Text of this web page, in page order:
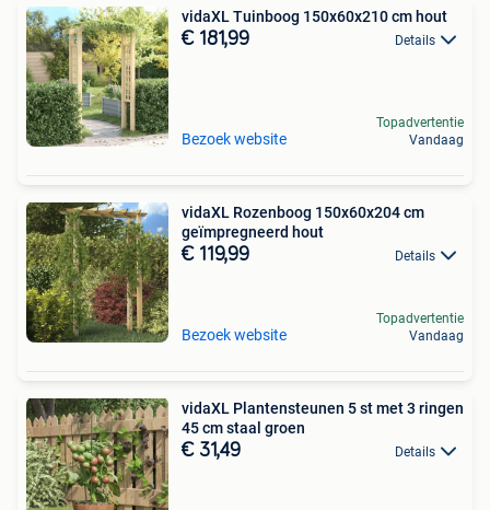
vidaXL Tuinboog 150x60x210 cm hout
€ 181,99 Details
Bezoek website
Topadvertentie
Vandaag
vidaXL Rozenboog 150x60x204 cm
geïmpregneerd hout
€ 119,99 Details
Bezoek website
Topadvertentie
Vandaag
vidaXL Plantensteunen 5 st met 3 ringen
45 cm staal groen
€ 31,49 Details